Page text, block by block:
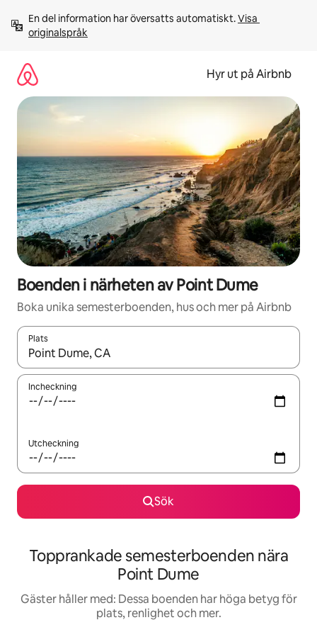
innehåll
En del information har översatts automatiskt. Visa
originalspråk
Hyr ut på Airbnb
Boenden i närheten av Point Dume
Boka unika semesterboenden, hus och mer på Airbnb
Plats
När resultaten är tillgängliga kan du navigera med upp- och
Incheckning
Utcheckning
Sök
Topprankade semesterboenden nära
Point Dume
Gäster håller med: Dessa boenden har höga betyg för
plats, renlighet och mer.